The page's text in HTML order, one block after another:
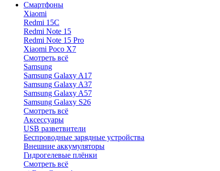
Смартфоны
Xiaomi
Redmi 15C
Redmi Note 15
Redmi Note 15 Pro
Xiaomi Poco X7
Смотреть всё
Samsung
Samsung Galaxy A17
Samsung Galaxy A37
Samsung Galaxy A57
Samsung Galaxy S26
Смотреть всё
Аксессуары
USB разветвители
Беспроводные зарядные устройства
Внешние аккумуляторы
Гидрогелевые плёнки
Смотреть всё